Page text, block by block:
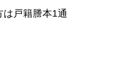
戸籍謄本1通